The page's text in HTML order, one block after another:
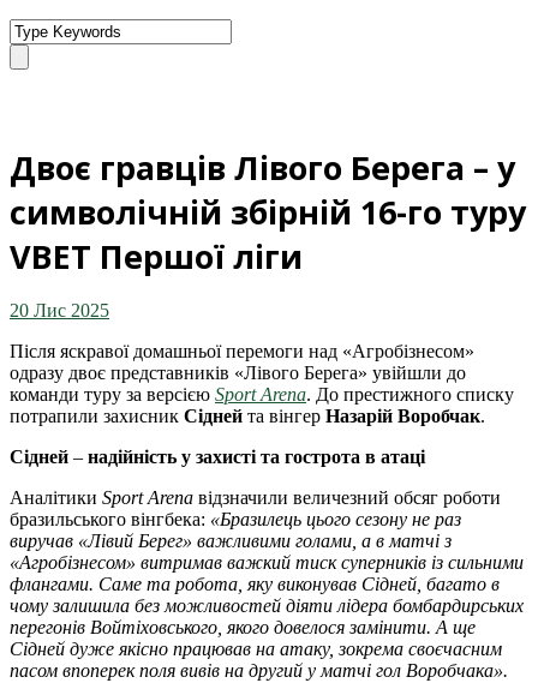
Двоє гравців Лівого Берега – у
символічній збірній 16-го туру
VBET Першої ліги
20 Лис 2025
Після яскравої домашньої перемоги над «Агробізнесом»
одразу двоє представників «Лівого Берега» увійшли до
команди туру за версією Sport Arena. До престижного списку
потрапили захисник Сідней та вінгер Назарій Воробчак.
Сідней – надійність у захисті та гострота в атаці
Аналітики Sport Arena відзначили величезний обсяг роботи
бразильського вінгбека: «Бразилець цього сезону не раз
виручав «Лівий Берег» важливими голами, а в матчі з
«Агробізнесом» витримав важкий тиск суперників із сильними
флангами. Саме та робота, яку виконував Сідней, багато в
чому залишила без можливостей діяти лідера бомбардирських
перегонів Войтіховського, якого довелося замінити. А ще
Сідней дуже якісно працював на атаку, зокрема своєчасним
пасом впоперек поля вивів на другий у матчі гол Воробчака».